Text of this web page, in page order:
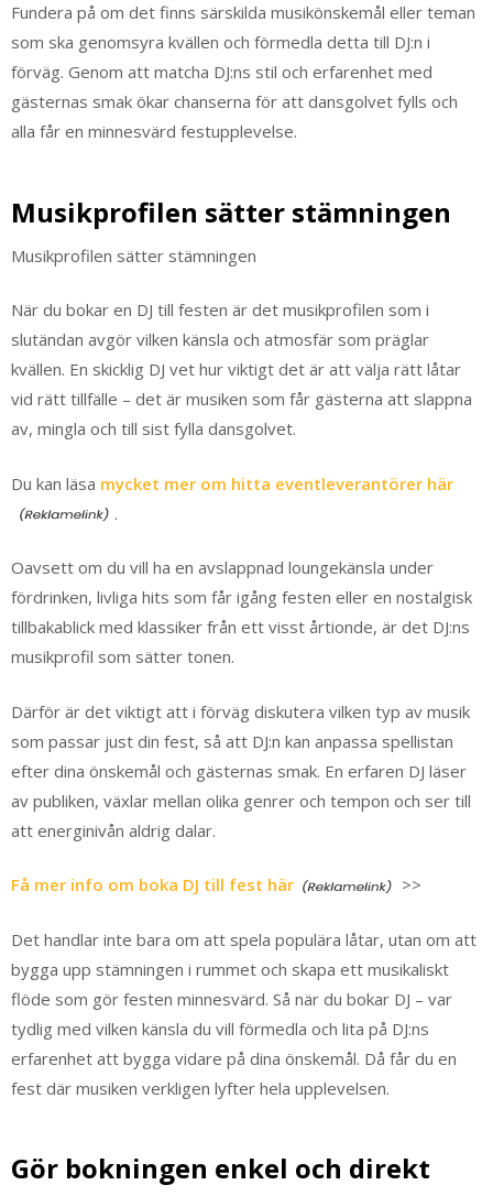
Fundera på om det finns särskilda musikönskemål eller teman
som ska genomsyra kvällen och förmedla detta till DJ:n i
förväg. Genom att matcha DJ:ns stil och erfarenhet med
gästernas smak ökar chanserna för att dansgolvet fylls och
alla får en minnesvärd festupplevelse.
Musikprofilen sätter stämningen
Musikprofilen sätter stämningen
När du bokar en DJ till festen är det musikprofilen som i
slutändan avgör vilken känsla och atmosfär som präglar
kvällen. En skicklig DJ vet hur viktigt det är att välja rätt låtar
vid rätt tillfälle – det är musiken som får gästerna att slappna
av, mingla och till sist fylla dansgolvet.
Du kan läsa mycket mer om hitta eventleverantörer här
.
Oavsett om du vill ha en avslappnad loungekänsla under
fördrinken, livliga hits som får igång festen eller en nostalgisk
tillbakablick med klassiker från ett visst årtionde, är det DJ:ns
musikprofil som sätter tonen.
Därför är det viktigt att i förväg diskutera vilken typ av musik
som passar just din fest, så att DJ:n kan anpassa spellistan
efter dina önskemål och gästernas smak. En erfaren DJ läser
av publiken, växlar mellan olika genrer och tempon och ser till
att energinivån aldrig dalar.
Få mer info om boka DJ till fest här >>
Det handlar inte bara om att spela populära låtar, utan om att
bygga upp stämningen i rummet och skapa ett musikaliskt
flöde som gör festen minnesvärd. Så när du bokar DJ – var
tydlig med vilken känsla du vill förmedla och lita på DJ:ns
erfarenhet att bygga vidare på dina önskemål. Då får du en
fest där musiken verkligen lyfter hela upplevelsen.
Gör bokningen enkel och direkt